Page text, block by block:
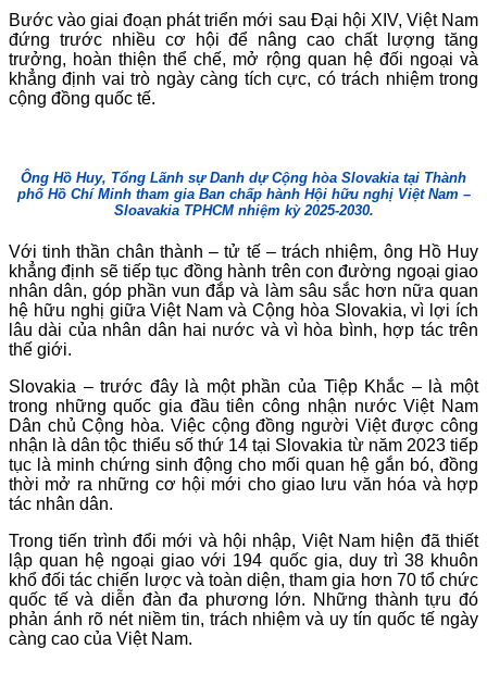
Bước vào giai đoạn phát triển mới sau Đại hội XIV, Việt Nam
đứng trước nhiều cơ hội để nâng cao chất lượng tăng
trưởng, hoàn thiện thể chế, mở rộng quan hệ đối ngoại và
khẳng định vai trò ngày càng tích cực, có trách nhiệm trong
cộng đồng quốc tế.
Ông Hồ Huy, Tổng Lãnh sự Danh dự Cộng hòa Slovakia tại Thành
phố Hồ Chí Minh tham gia Ban chấp hành Hội hữu nghị Việt Nam –
Sloavakia TPHCM nhiệm kỳ 2025-2030.
Với tinh thần chân thành – tử tế – trách nhiệm, ông Hồ Huy
khẳng định sẽ tiếp tục đồng hành trên con đường ngoại giao
nhân dân, góp phần vun đắp và làm sâu sắc hơn nữa quan
hệ hữu nghị giữa Việt Nam và Cộng hòa Slovakia, vì lợi ích
lâu dài của nhân dân hai nước và vì hòa bình, hợp tác trên
thế giới.
Slovakia – trước đây là một phần của Tiệp Khắc – là một
trong những quốc gia đầu tiên công nhận nước Việt Nam
Dân chủ Cộng hòa. Việc cộng đồng người Việt được công
nhận là dân tộc thiểu số thứ 14 tại Slovakia từ năm 2023 tiếp
tục là minh chứng sinh động cho mối quan hệ gắn bó, đồng
thời mở ra những cơ hội mới cho giao lưu văn hóa và hợp
tác nhân dân.
Trong tiến trình đổi mới và hội nhập, Việt Nam hiện đã thiết
lập quan hệ ngoại giao với 194 quốc gia, duy trì 38 khuôn
khổ đối tác chiến lược và toàn diện, tham gia hơn 70 tổ chức
quốc tế và diễn đàn đa phương lớn. Những thành tựu đó
phản ánh rõ nét niềm tin, trách nhiệm và uy tín quốc tế ngày
càng cao của Việt Nam.